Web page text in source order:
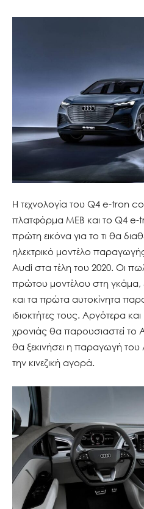
Η τεχνολογία του Q4 e-tron
πλατφόρμα MEB και το Q4 e-
πρώτη εικόνα για το τι θα
ηλεκτρικό μοντέλο
Audi στα τέλη του 2020. Οι
πρώτου μοντέλου στη γκάμα,
και τα πρώτα αυτοκίνητα
ιδιοκτήτες τους. Αργότερα
χρονιάς θα παρουσιαστεί
θα ξεκινήσει η παραγωγή του
την κινεζική αγορά.